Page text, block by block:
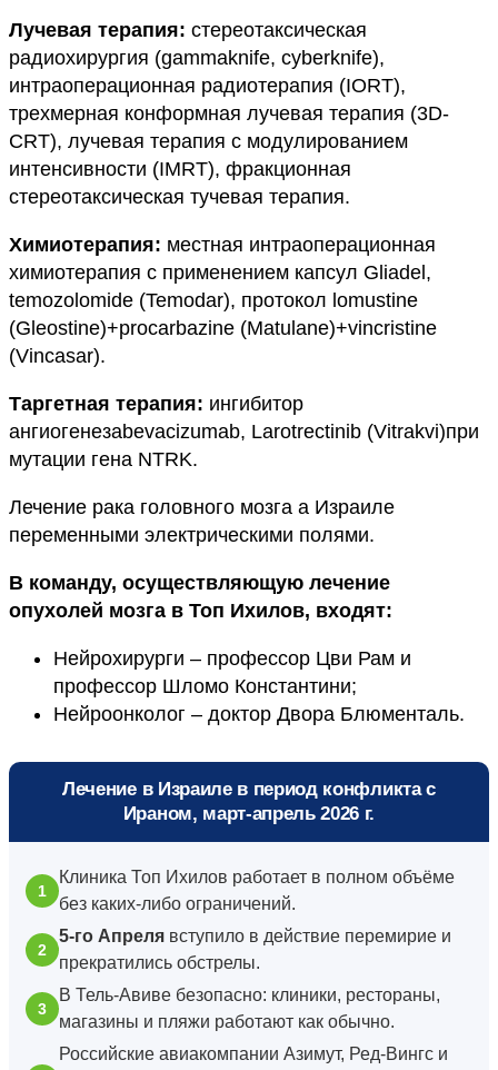
Лучевая терапия: стереотаксическая
радиохирургия (gammaknife, cyberknife),
интраоперационная радиотерапия (IORT),
трехмерная конформная лучевая терапия (3D-
CRT), лучевая терапия с модулированием
интенсивности (IMRT), фракционная
стереотаксическая тучевая терапия.
Химиотерапия: местная интраоперационная
химиотерапия с применением капсул Gliadel,
temozolomide (Temodar), протокол lomustine
(Gleostine)+procarbazine (Matulane)+vincristine
(Vincasar).
Таргетная терапия: ингибитор
ангиогенезаbevacizumab, Larotrectinib (Vitrakvi)при
мутации гена NTRK.
Лечение рака головного мозга а Израиле
переменными электрическими полями.
В команду, осуществляющую лечение
опухолей мозга в Топ Ихилов, входят:
Нейрохирурги – профессор Цви Рам и
профессор Шломо Константини;
Нейроонколог – доктор Двора Блюменталь.
Лечение в Израиле в период конфликта с
Ираном, март-апрель 2026 г.
Клиника Топ Ихилов работает в полном объёме
без каких-либо ограничений.
5-го Апреля вступило в действие перемирие и
прекратились обстрелы.
В Тель-Авиве безопасно: клиники, рестораны,
магазины и пляжи работают как обычно.
Российские авиакомпании Азимут, Ред-Вингс и